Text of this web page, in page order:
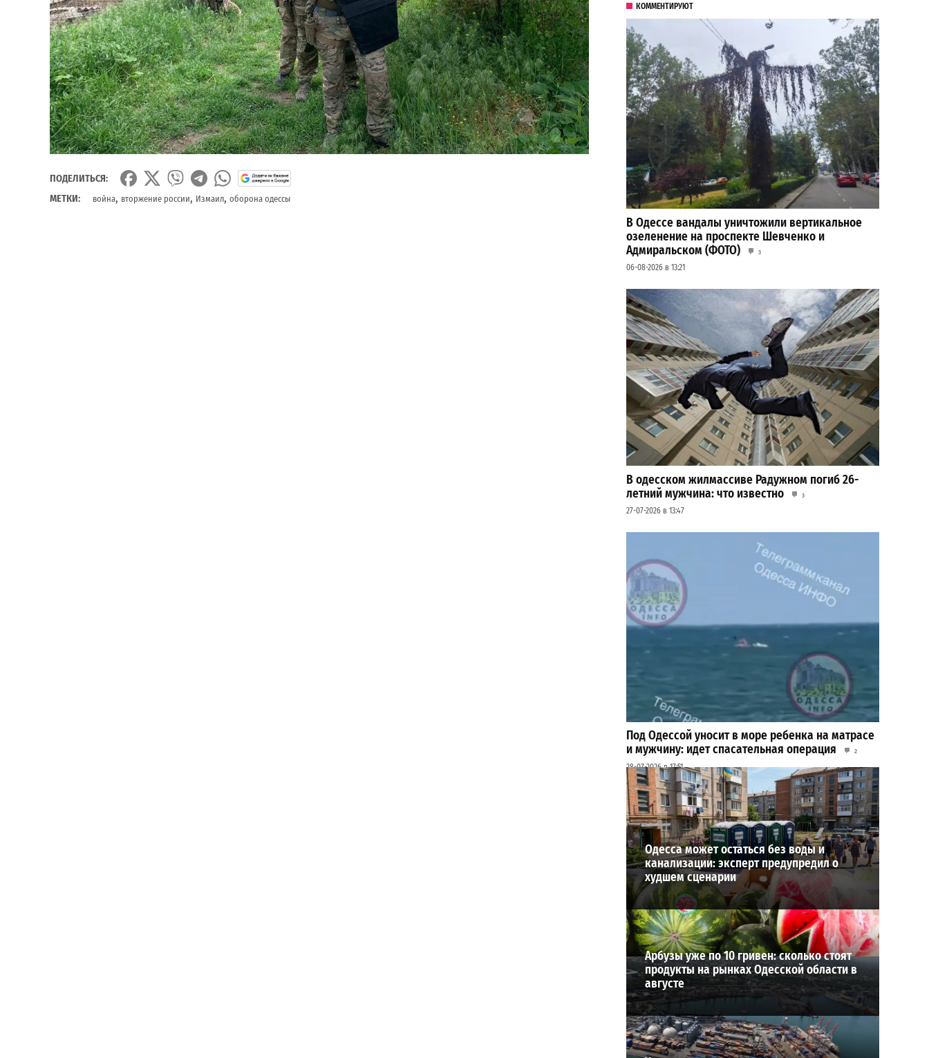
ПОДЕЛИТЬСЯ:
МЕТКИ:
война, вторжение россии, Измаил, оборона одессы
КОММЕНТИРУЮТ
В Одессе вандалы уничтожили вертикальное
озеленение на проспекте Шевченко и
Адмиральском (ФОТО)
3
06-08-2026 в 13:21
В одесском жилмассиве Радужном погиб 26-
летний мужчина: что известно
3
27-07-2026 в 13:47
Под Одессой уносит в море ребенка на матрасе
и мужчину: идет спасательная операция
2
28-07-2026 в 17:51
ВИБОР РЕДАКЦИИ
Одесса может остаться без воды и
канализации: эксперт предупредил о
худшем сценарии
Арбузы уже по 10 гривен: сколько стоят
продукты на рынках Одесской области в
августе